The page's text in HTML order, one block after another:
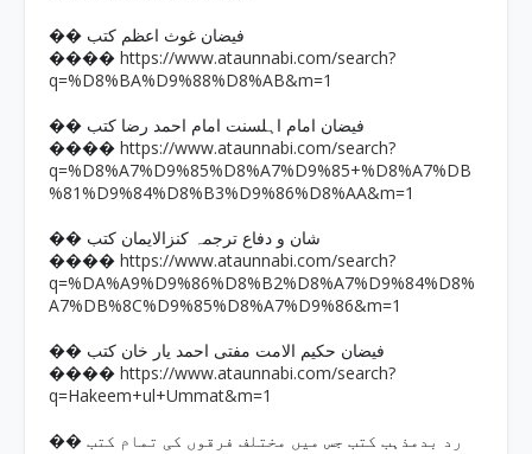
�� فیضان غوث اعظم کتب
���� https://www.ataunnabi.com/search?
q=%D8%BA%D9%88%D8%AB&m=1
�� فیضان امام اہلسنت امام احمد رضا کتب
���� https://www.ataunnabi.com/search?
q=%D8%A7%D9%85%D8%A7%D9%85+%D8%A7%DB
%81%D9%84%D8%B3%D9%86%D8%AA&m=1
�� شان و دفاع ترجمہ کنزالایمان کتب
���� https://www.ataunnabi.com/search?
q=%DA%A9%D9%86%D8%B2%D8%A7%D9%84%D8%
A7%DB%8C%D9%85%D8%A7%D9%86&m=1
�� فیضان حکیم الامت مفتی احمد یار خان کتب
���� https://www.ataunnabi.com/search?
q=Hakeem+ul+Ummat&m=1
�� رد بدمذہب کتب جس میں مختلف فرقوں کی تمام کتب